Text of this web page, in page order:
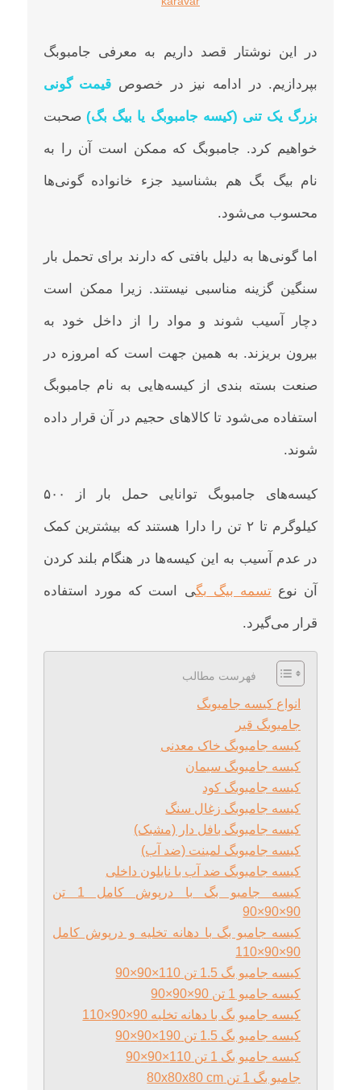
در این نوشتار قصد داریم به معرفی جامبوبگ
بپردازیم. در ادامه نیز در خصوص قیمت گونی
بزرگ یک تنی (کیسه جامبوبگ یا بیگ بگ) صحبت
خواهیم کرد. جامبوبگ که ممکن است آن را به
نام بیگ بگ هم بشناسید جزء خانواده گونی‌ها
محسوب می‌شود.
اما گونی‌ها به دلیل بافتی که دارند برای تحمل بار
سنگین گزینه مناسبی نیستند. زیرا ممکن است
دچار آسیب شوند و مواد را از داخل خود به
بیرون بریزند. به همین جهت است که امروزه در
صنعت بسته بندی از کیسه‌هایی به نام جامبوبگ
استفاده می‌شود تا کالاهای حجیم در آن قرار داده
شوند.
کیسه‌های جامبوبگ توانایی حمل بار از ۵۰۰
کیلوگرم تا ۲ تن را دارا هستند که بیشترین کمک
در عدم آسیب به این کیسه‌ها در هنگام بلند کردن
آن نوعتسمه بیگ بگی است که مورد استفاده
قرار می‌گیرد.
فهرست مطالب
انواع کیسه جامبوبگ
جامبوبگ قیر
کیسه جامبوبگ خاک معدنی
کیسه جامبوبگ سیمان
کیسه جامبوبگ کود
کیسه جامبوبگ زغال سنگ
کیسه جامبوبگ بافل دار (مشبک)
کیسه جامبوبگ لمینت (ضد آب)
کیسه جامبوبگ ضد آب با نایلون داخلی
کیسه جامبو بگ با درپوش کامل 1 تن
90×90×90
کیسه جامبو بگ با دهانه تخلیه و درپوش کامل
90×90×110
کیسه جامبو بگ 1.5 تن 110×90×90
کیسه جامبو 1 تن 90×90×90
کیسه جامبو بگ با دهانه تخلیه 90×90×110
کیسه جامبو بگ 1.5 تن 190×90×90
کیسه جامبو بگ 1 تن 110×90×90
جامبو بگ 1 تن 80x80x80 cm